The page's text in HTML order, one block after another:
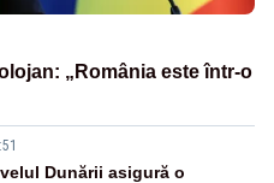
„România este într-o
Dunării asigură o